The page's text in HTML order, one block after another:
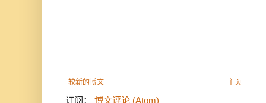
较新的博文 主页
订阅： 博文评论 (Atom)